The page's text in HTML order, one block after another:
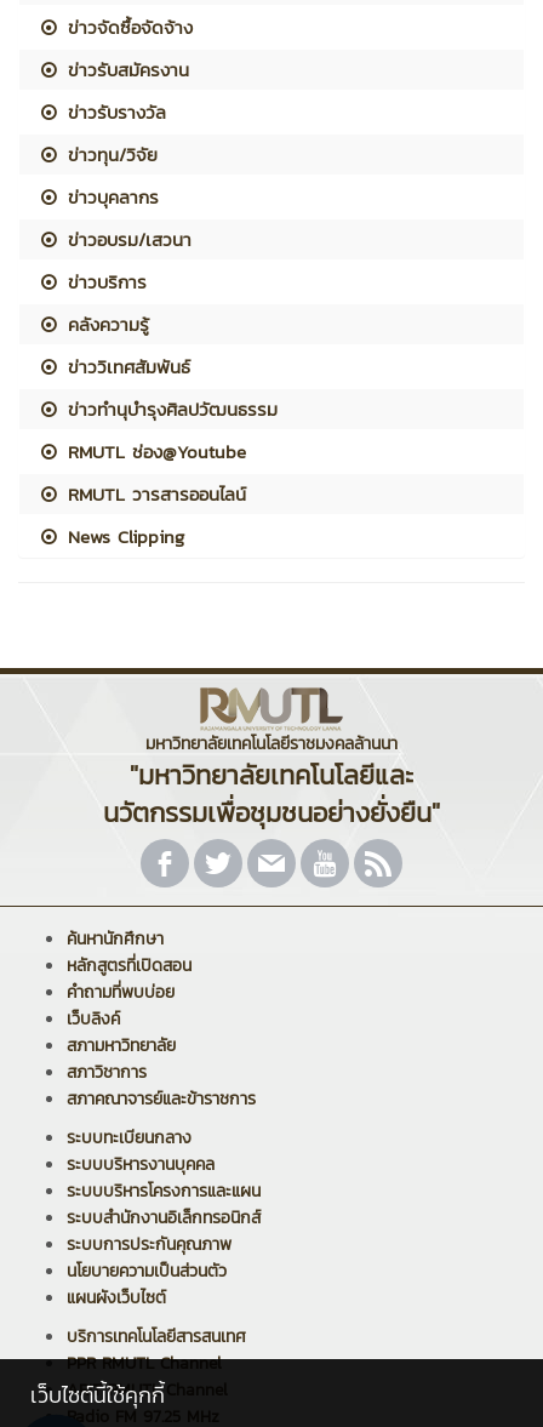
ข่าวจัดซื้อจัดจ้าง
ข่าวรับสมัครงาน
ข่าวรับรางวัล
ข่าวทุน/วิจัย
ข่าวบุคลากร
ข่าวอบรม/เสวนา
ข่าวบริการ
คลังความรู้
ข่าววิเทศสัมพันธ์
ข่าวทำนุบำรุงศิลปวัฒนธรรม
RMUTL ช่อง@Youtube
RMUTL วารสารออนไลน์
News Clipping
มหาวิทยาลัยเทคโนโลยีราชมงคลล้านนา
"มหาวิทยาลัยเทคโนโลยีและ
นวัตกรรมเพื่อชุมชนอย่างยั่งยืน"
ค้นหานักศึกษา
หลักสูตรที่เปิดสอน
คำถามที่พบบ่อย
เว็บลิงค์
สภามหาวิทยาลัย
สภาวิชาการ
สภาคณาจารย์และข้าราชการ
ระบบทะเบียนกลาง
ระบบบริหารงานบุคคล
ระบบบริหารโครงการและแผน
ระบบสำนักงานอิเล็กทรอนิกส์
ระบบการประกันคุณภาพ
นโยบายความเป็นส่วนตัว
แผนผังเว็บไซต์
บริการเทคโนโลยีสารสนเทศ
PPR RMUTL Channel
ARIT RMUTL Channel
Radio FM 97.25 MHz
เว็บไซต์นี้ใช้คุกกี้